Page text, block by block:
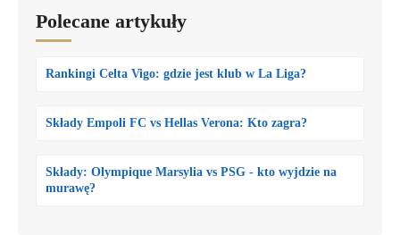
Polecane artykuły
Rankingi Celta Vigo: gdzie jest klub w La Liga?
Składy Empoli FC vs Hellas Verona: Kto zagra?
Składy: Olympique Marsylia vs PSG - kto wyjdzie na
murawę?